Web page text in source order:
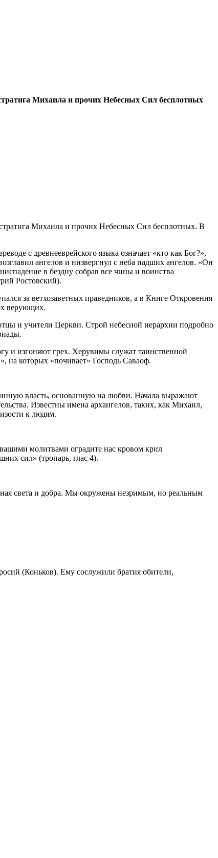
Михаила и прочих Небесных Сил бесплотных
Михаила и прочих Небесных Сил бесплотных. В
с древнееврейского языка означает «кто как Бог?»,
ангелов и низвергнул с неба падших ангелов. «Он
в бездну собрав все чины и воинства
Ростовский).
за ветхозаветных праведников, а в Книге Откровения
верующих.
и учители Церкви. Строй небесной иерархии подробно
и изгоняют грех. Херувимы служат таинственной
на которых «почивает» Господь Саваоф.
власть, основанную на любви. Начала выражают
Известны имена архангелов, таких, как Михаил,
к людям.
молитвами оградите нас кровом крил
сил» (тропарь, глас 4).
света и добра. Мы окружены незримым, но реальным
(Коньков). Ему сослужили братия обители,